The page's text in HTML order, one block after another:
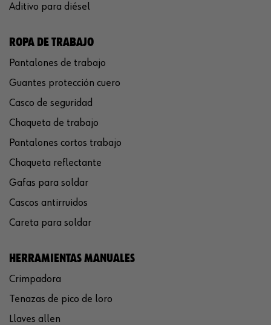
Aditivo para diésel
ROPA DE TRABAJO
Pantalones de trabajo
Guantes protección cuero
Casco de seguridad
Chaqueta de trabajo
Pantalones cortos trabajo
Chaqueta reflectante
Gafas para soldar
Cascos antirruidos
Careta para soldar
HERRAMIENTAS MANUALES
Crimpadora
Tenazas de pico de loro
Llaves allen